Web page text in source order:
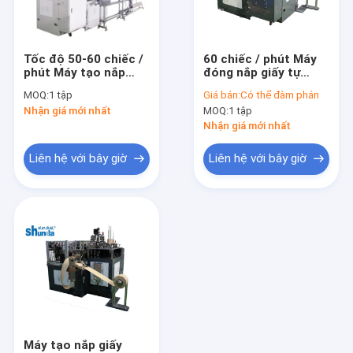
Tham quan nhà máy
Tin tức
Yêu cầu báo giá
Máy tự động Giấy Cup
Giấy Tea Cup Making Machine
Tốc độ 50-60 chiếc /
phút Máy tạo nắp
Đường kính 60mm
-125mm
MOQ:1 tập
Nhận giá mới nhất
Liên hệ với bây giờ
60 chiếc / phút Máy
đóng nắp giấy tự
độ cao
Giá bán:Có thể đàm phán
MOQ:1 tập
Nhận giá mới nhất
Liên hệ với bây giờ
Máy tạo nắp giấy